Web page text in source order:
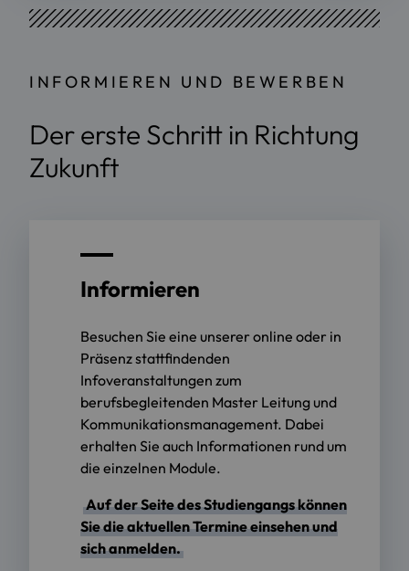
INFORMIEREN UND BEWERBEN
Der erste Schritt in Richtung
Zukunft
Informieren
Besuchen Sie eine unserer online oder in
Präsenz stattfindenden
Infoveranstaltungen zum
berufsbegleitenden Master Leitung und
Kommunikationsmanagement. Dabei
erhalten Sie auch Informationen rund um
die einzelnen Module.
Auf der Seite des Studiengangs können
Sie die aktuellen Termine einsehen und
sich anmelden.